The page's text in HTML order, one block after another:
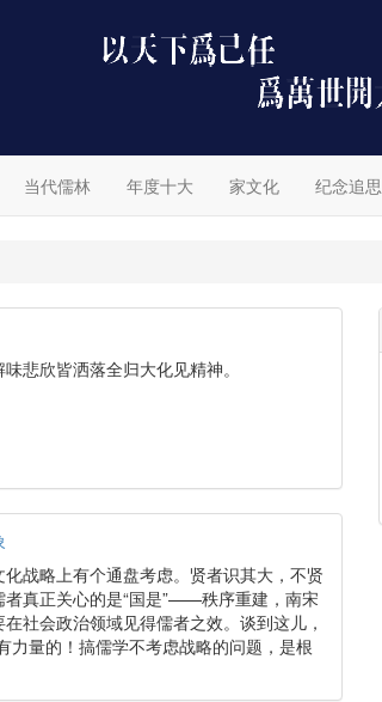
当代儒林 年度十大 家文化 纪念追思
悲欣皆洒落全归大化见精神。
战略上有个通盘考虑。贤者识其大，不贤
真正关心的是“国是”——秩序重建，南宋
社会政治领域见得儒者之效。谈到这儿，
力量的！搞儒学不考虑战略的问题，是根